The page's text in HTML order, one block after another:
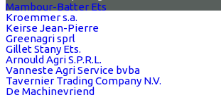
Mambour-Batter Ets
Kroemmer s.a.
Keirse Jean-Pierre
Greenagri sprl
Gillet Stany Ets.
Arnould Agri S.P.R.L.
Vanneste Agri Service bvba
Tavernier Trading Company N.V.
De Machinevriend